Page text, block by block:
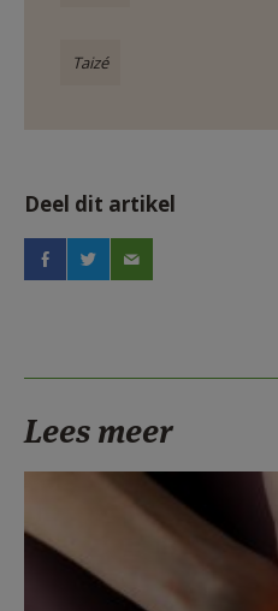
Taizé
Deel dit artikel
Lees meer